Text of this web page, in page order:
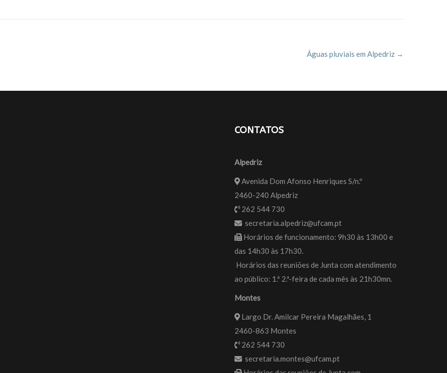
Águas pluviais em Alpedriz →
CONTATOS
Alpedriz
Avenida Dom Afonso Henriques S/n.º
2460-240 Alpedriz
262 544 730
secretaria.alpedriz@ufcam.pt
Horários de funcionamento: 9h30 às 13h00 e
das 14h30 às 17h30.
Horários das reuniões de Junta com atendimento
ao público: 1.ª 2.ª-feira de cada mês às 21h30mn.
Montes
Largo Dr. Amilcar Pereira Magalhães, 1
2460-863 Montes
262 544 730
secretaria.montes@ufcam.pt